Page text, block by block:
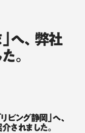
へ、弊社
。
ビング静岡」へ、
されました。